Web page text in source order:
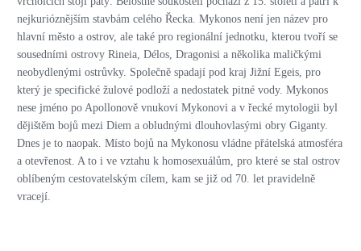
nejkurióznějším stavbám celého Řecka. Mykonos není jen název pro
hlavní město a ostrov, ale také pro regionální jednotku, kterou tvoří se
sousedními ostrovy Rineia, Délos, Dragonisi a několika maličkými
neobydlenými ostrůvky. Společně spadají pod kraj Jižní Egeis, pro
který je specifické žulové podloží a nedostatek pitné vody. Mykonos
nese jméno po Apollonově vnukovi Mykonovi a v řecké mytologii byl
dějištěm bojů mezi Diem a obludnými dlouhovlasými obry Giganty.
Dnes je to naopak. Místo bojů na Mykonosu vládne přátelská atmosféra
a otevřenost. A to i ve vztahu k homosexuálům, pro které se stal ostrov
oblíbeným cestovatelským cílem, kam se již od 70. let pravidelně
vracejí.